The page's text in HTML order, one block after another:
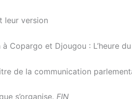
leur version
Copargo et Djougou : L’heure
de la communication
s’organise. FIN